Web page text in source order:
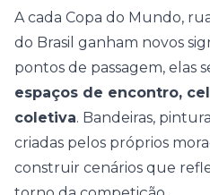
A cada Copa do Mundo,
do Brasil ganham novos
pontos de passagem, elas
espaços de encontro,
coletiva. Bandeiras,
criadas pelos próprios
construir cenários que